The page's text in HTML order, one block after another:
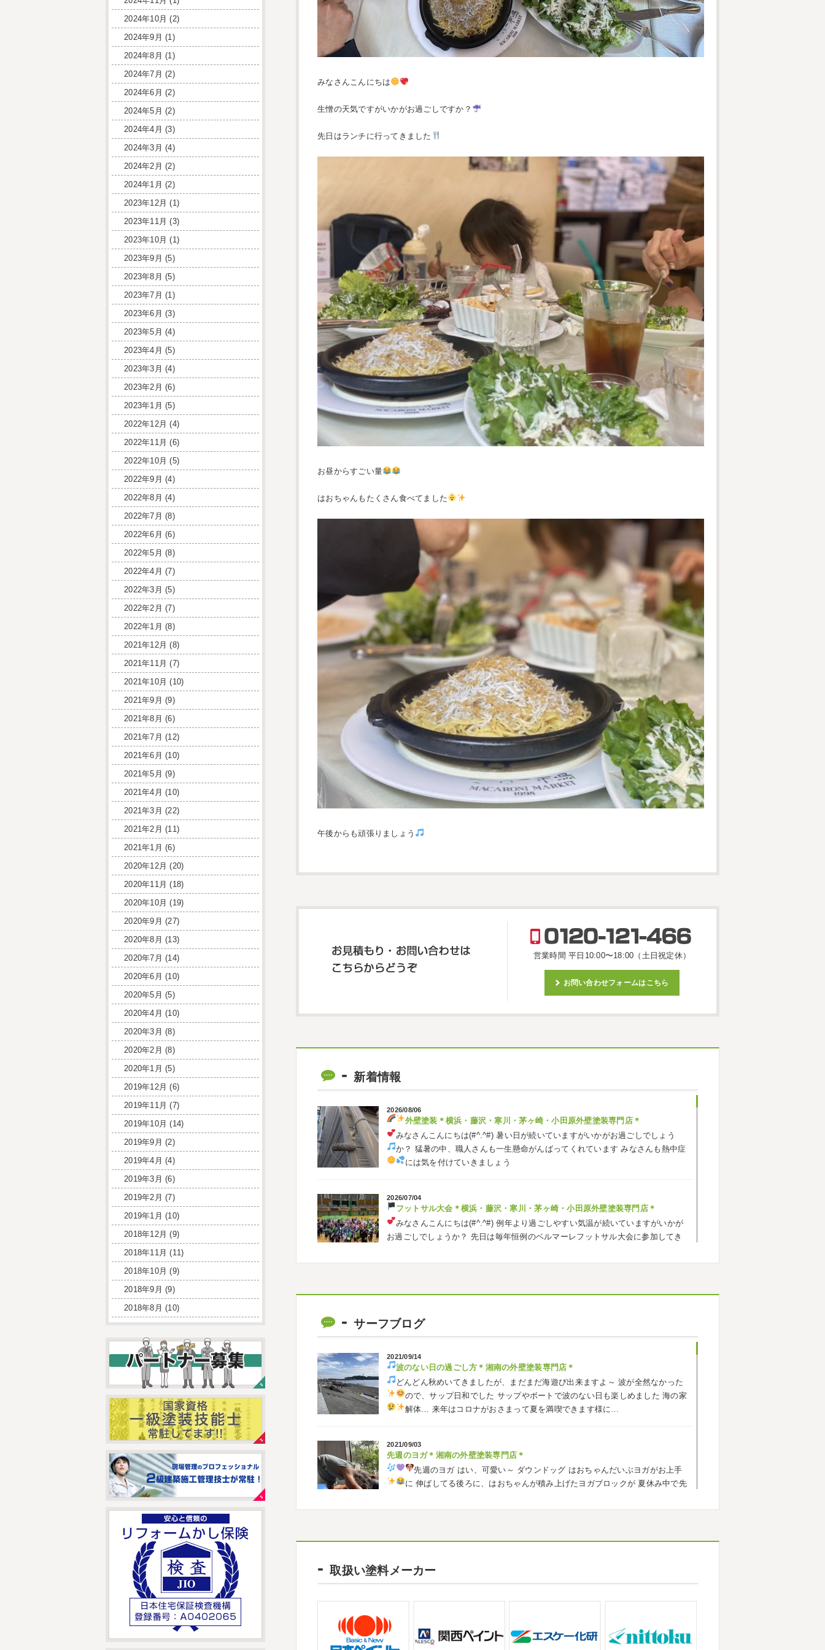
みなさんこんにちは
生憎の天気ですがいかがお過ごしですか？
先日はランチに行ってきました
お昼からすごい量
はおちゃんもたくさん食べてました
午後からも頑張りましょう
営業時間 平日10:00〜18:00（土日祝定休）
お問い合わせフォームはこちら
新着情報
2026/08/06
外壁塗装 ＊横浜・藤沢・寒川・茅ヶ崎・小田原外壁塗装専門店＊
みなさんこんにちは(#^.^#)暑い日が続いていますがいかがお過ごしでしょう
か？ 猛暑の中、職人さんも一生懸命がんばってくれています みなさんも熱中症
には気を付けていきましょう
2026/07/04
フットサル大会 ＊横浜・藤沢・寒川・茅ヶ崎・小田原外壁塗装専門店＊
みなさんこんにちは(#^.^#)例年より過ごしやすい気温が続いていますがいかが
お過ごしでしょうか？ 先日は毎年恒例のベルマーレフットサル大会に参加してき
ベルマーレ＊横浜・藤沢・寒川・茅ヶ崎・小田原外壁塗装専門店＊
ようと思います
も会えました今シーズンもよろしくお願いいたします
2026/05/02
自転車＊横浜・藤沢・寒川・茅ヶ崎・小田原外壁塗装専門店＊
みなさんこんにちは ＧＷはいかがお過ごしですか？ 先日は娘と海沿いにある
公園で自転車の練習に行ってきました今まではキックボード派だったので自転
2026/02/26
3連休＊横浜・藤沢・寒川・茅ヶ崎・小田原外壁塗装専門店＊
こんにちは♡ 今週は3連休明けからのスタートでしたね!! 皆様連休はいかがお過ご
ご無沙汰しております
川でも雪が降りましたね近所の公園も雪が積もっていて子供たちは大 ...
2025/12/27
年末年始のお知らせ＊横浜・藤沢・寒川・小田原・茅ヶ崎外壁塗装専門店＊
サーフブログ
2021/09/14
波のない日の過ごし方 ＊湘南の外壁塗装専門店＊
どんどん秋めいてきましたが、まだまだ海遊び出来ますよ～ 波が全然なかった
ので、サップ日和でした サップやボートで波のない日も楽しめました 海の家
解体… 来年はコロナがおさまって夏を満喫できます様に…
2021/09/03
先週のヨガ＊湘南の外壁塗装専門店＊
先週のヨガはい、可愛い～ ダウンドッグ はおちゃんだいぶヨガがお上手
に 伸ばしてる後ろに、はおちゃんが積み上げたヨガブロックが 夏休み中で先
大量発生!!!＊湘南の外壁塗装専門店＊
日曜日はちょっと寒かったです
ていたのですが、次の日に 身体中が痒い!! チンクイが大量発生している ...
2021/08/16
＊湘南の外壁塗装専門店＊
大変ご無沙汰しております 色々仕事が立て込みブログ更新出来ずでした
取扱い塗料メーカー
2024年10月 (2)
2024年9月 (1)
2024年8月 (1)
2024年7月 (2)
2024年6月 (2)
2024年5月 (2)
2024年4月 (3)
2024年3月 (4)
2024年2月 (2)
2024年1月 (2)
2023年12月 (1)
2023年11月 (3)
2023年10月 (1)
2023年9月 (5)
2023年8月 (5)
2023年7月 (1)
2023年6月 (3)
2023年5月 (4)
2023年4月 (5)
2023年3月 (4)
2023年2月 (6)
2023年1月 (5)
2022年12月 (4)
2022年11月 (6)
2022年10月 (5)
2022年9月 (4)
2022年8月 (4)
2022年7月 (8)
2022年6月 (6)
2022年5月 (8)
2022年4月 (7)
2022年3月 (5)
2022年2月 (7)
2022年1月 (8)
2021年12月 (8)
2021年11月 (7)
2021年10月 (10)
2021年9月 (9)
2021年8月 (6)
2021年7月 (12)
2021年6月 (10)
2021年5月 (9)
2021年4月 (10)
2021年3月 (22)
2021年2月 (11)
2021年1月 (6)
2020年12月 (20)
2020年11月 (18)
2020年10月 (19)
2020年9月 (27)
2020年8月 (13)
2020年7月 (14)
2020年6月 (10)
2020年5月 (5)
2020年4月 (10)
2020年3月 (8)
2020年2月 (8)
2020年1月 (5)
2019年12月 (6)
2019年11月 (7)
2019年10月 (14)
2019年9月 (2)
2019年4月 (4)
2019年3月 (6)
2019年2月 (7)
2019年1月 (10)
2018年12月 (9)
2018年11月 (11)
2018年10月 (9)
2018年9月 (9)
2018年8月 (10)